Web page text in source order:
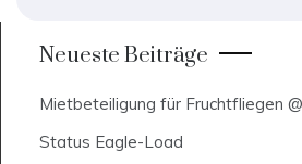
Neueste Beiträge
Mietbeteiligung für Fruchtfliegen
Status Eagle-Load